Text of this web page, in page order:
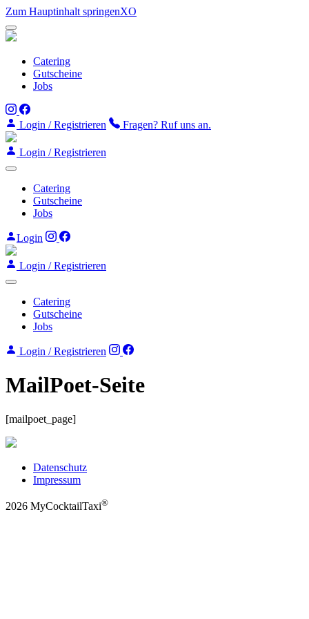
Zum Hauptinhalt springenXO
Catering
Gutscheine
Jobs
Login / Registrieren Fragen? Ruf uns an.
Login / Registrieren
Catering
Gutscheine
Jobs
Login
Login / Registrieren
Catering
Gutscheine
Jobs
Login / Registrieren
MailPoet-Seite
[mailpoet_page]
Datenschutz
Impressum
2026 MyCocktailTaxi®